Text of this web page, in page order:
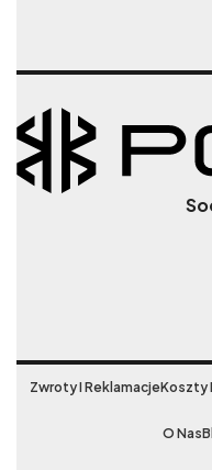
Zwroty I ReklamacjeKoszty
O Nas